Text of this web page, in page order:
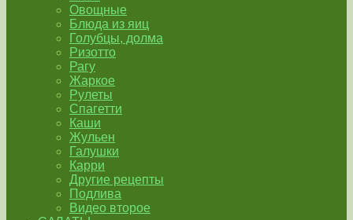
Овощные
Блюда из яиц
Голубцы, долма
Ризотто
Рагу
Жаркое
Рулеты
Спагетти
Каши
Жульен
Галушки
Карри
Другие рецепты
Подлива
Видео второе